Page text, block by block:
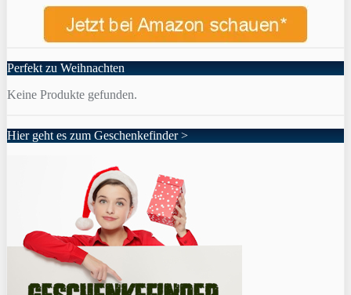
Perfekt zu Weihnachten
Keine Produkte gefunden.
Hier geht es zum Geschenkefinder >